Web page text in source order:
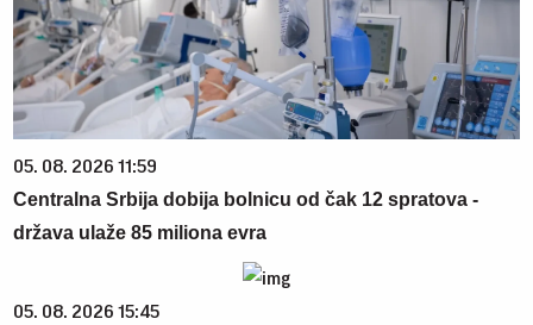
05. 08. 2026 11:59
Centralna Srbija dobija bolnicu od čak 12 spratova -
država ulaže 85 miliona evra
05. 08. 2026 15:45